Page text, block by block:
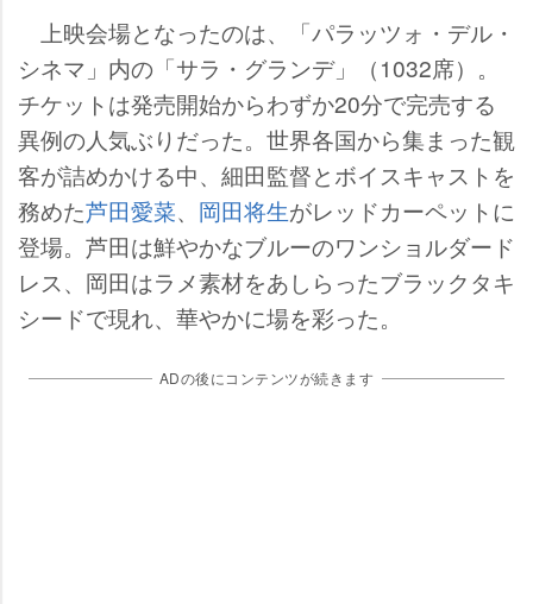
上映会場となったのは、「パラッツォ・デル・
シネマ」内の「サラ・グランデ」（1032席）。
チケットは発売開始からわずか20分で完売する
異例の人気ぶりだった。世界各国から集まった観
客が詰めかける中、細田監督とボイスキャストを
務めた芦田愛菜、 岡田将生がレッドカーペットに
登場。芦田は鮮やかなブルーのワンショルダード
レス、岡田はラメ素材をあしらったブラックタキ
シードで現れ、華やかに場を彩った。
ADの後にコンテンツが続きます